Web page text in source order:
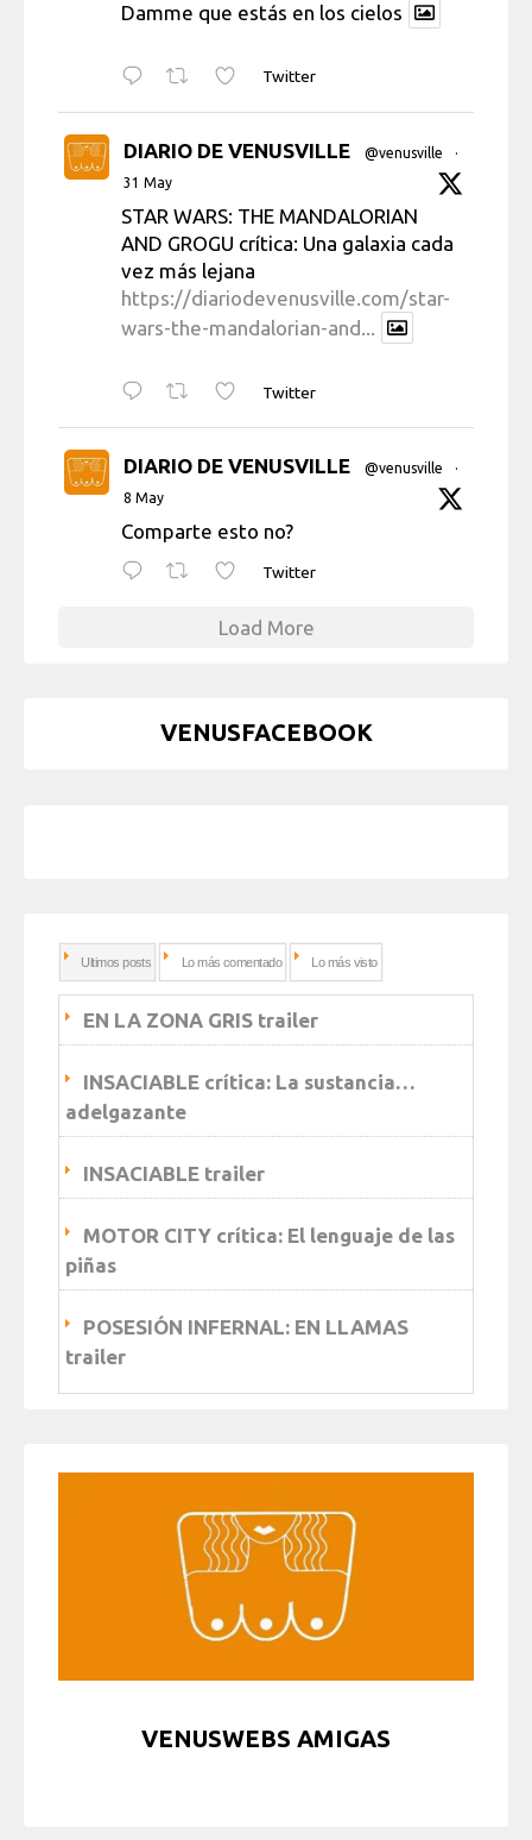
Damme que estás en los cielos
Twitter
DIARIO DE VENUSVILLE @venusville
·
31 May
STAR WARS: THE MANDALORIAN
AND GROGU crítica: Una galaxia cada
vez más lejana
https://diariodevenusville.com/star-
wars-the-mandalorian-and...
Twitter
DIARIO DE VENUSVILLE @venusville
·
8 May
Comparte esto no?
Twitter
Load More
VENUSFACEBOOK
Ultimos posts Lo más comentado Lo más visto
EN LA ZONA GRIS trailer
INSACIABLE crítica: La sustancia…
adelgazante
INSACIABLE trailer
MOTOR CITY crítica: El lenguaje de las
piñas
POSESIÓN INFERNAL: EN LLAMAS
trailer
VENUSWEBS AMIGAS